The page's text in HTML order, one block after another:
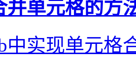
并单元格的方
中实现单元格